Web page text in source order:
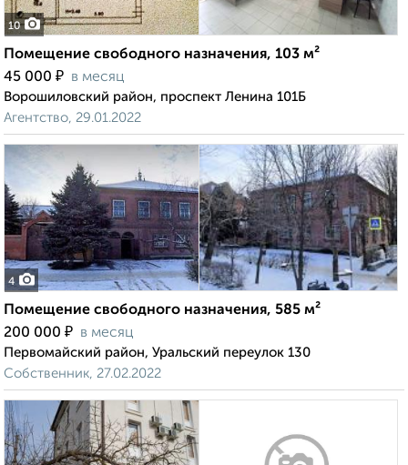
10
Помещение свободного назначения, 103 м²
45 000 ₽ в месяц
Ворошиловский район, проспект Ленина 101Б
Агентство, 29.01.2022
4
Помещение свободного назначения, 585 м²
200 000 ₽ в месяц
Первомайский район, Уральский переулок 130
Собственник, 27.02.2022